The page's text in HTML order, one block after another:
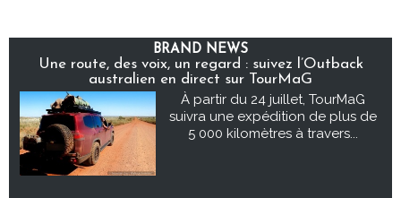
BRAND NEWS
Une route, des voix, un regard : suivez l’Outback
australien en direct sur TourMaG
À partir du 24 juillet, TourMaG
suivra une expédition de plus de
5 000 kilomètres à travers...